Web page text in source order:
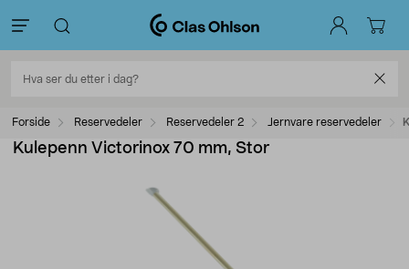
Forside Reservedeler Reservedeler 2 Jernvare reservedeler
Kulepenn Victorinox 70 mm, Stor